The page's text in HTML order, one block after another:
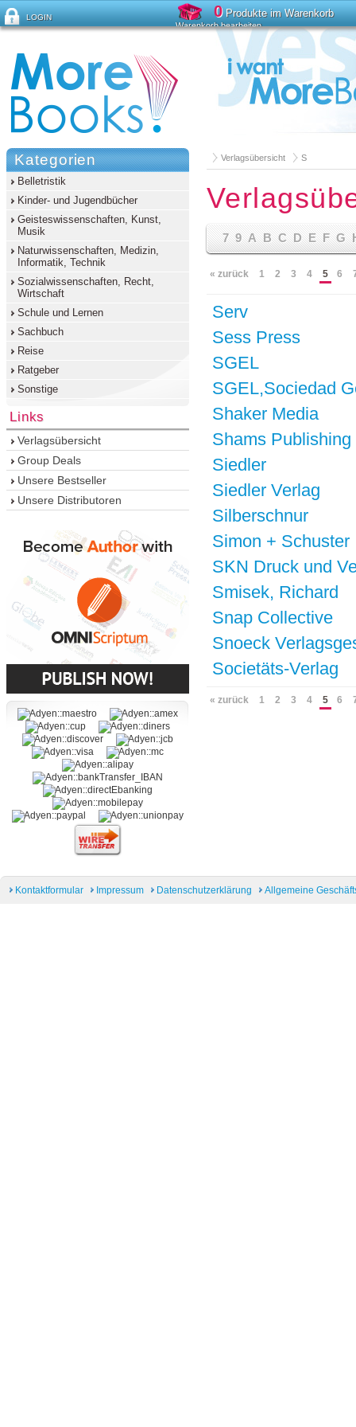
Verlagsübersicht S
7 9 A B C D E F G
« zurück 1 2 3 4 5 6
Serv
Sess Press
SGEL
SGEL,Sociedad
Shaker Media
Shams Publishing
Siedler
Siedler Verlag
Silberschnur
Simon + Schuster
SKN Druck und
Smisek, Richard
Snap Collective
Snoeck
Societäts-Verlag
« zurück 1 2 3 4 5 6
Kategorien
Belletristik
Kinder- und Jugendbücher
Geisteswissenschaften, Kunst,
Musik
Naturwissenschaften, Medizin,
Informatik, Technik
Sozialwissenschaften, Recht,
Wirtschaft
Schule und Lernen
Sachbuch
Reise
Ratgeber
Sonstige
Links
Verlagsübersicht
Group Deals
Unsere Bestseller
Unsere Distributoren
Kontaktformular Impressum Datenschutzerklärung Allgemeine
LOGIN
Passwort vergessen?
0Produkte im Warenkorb
Warenkorb bearbeiten